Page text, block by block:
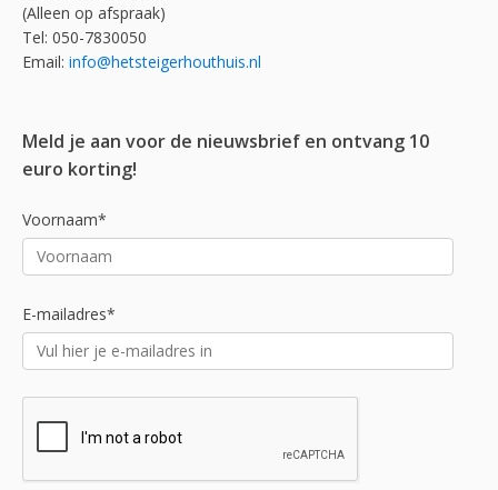
(Alleen op afspraak)
Tel: 050-7830050
Email: info@hetsteigerhouthuis.nl
Meld je aan voor de nieuwsbrief en ontvang 10
euro korting!
Voornaam*
E-mailadres*